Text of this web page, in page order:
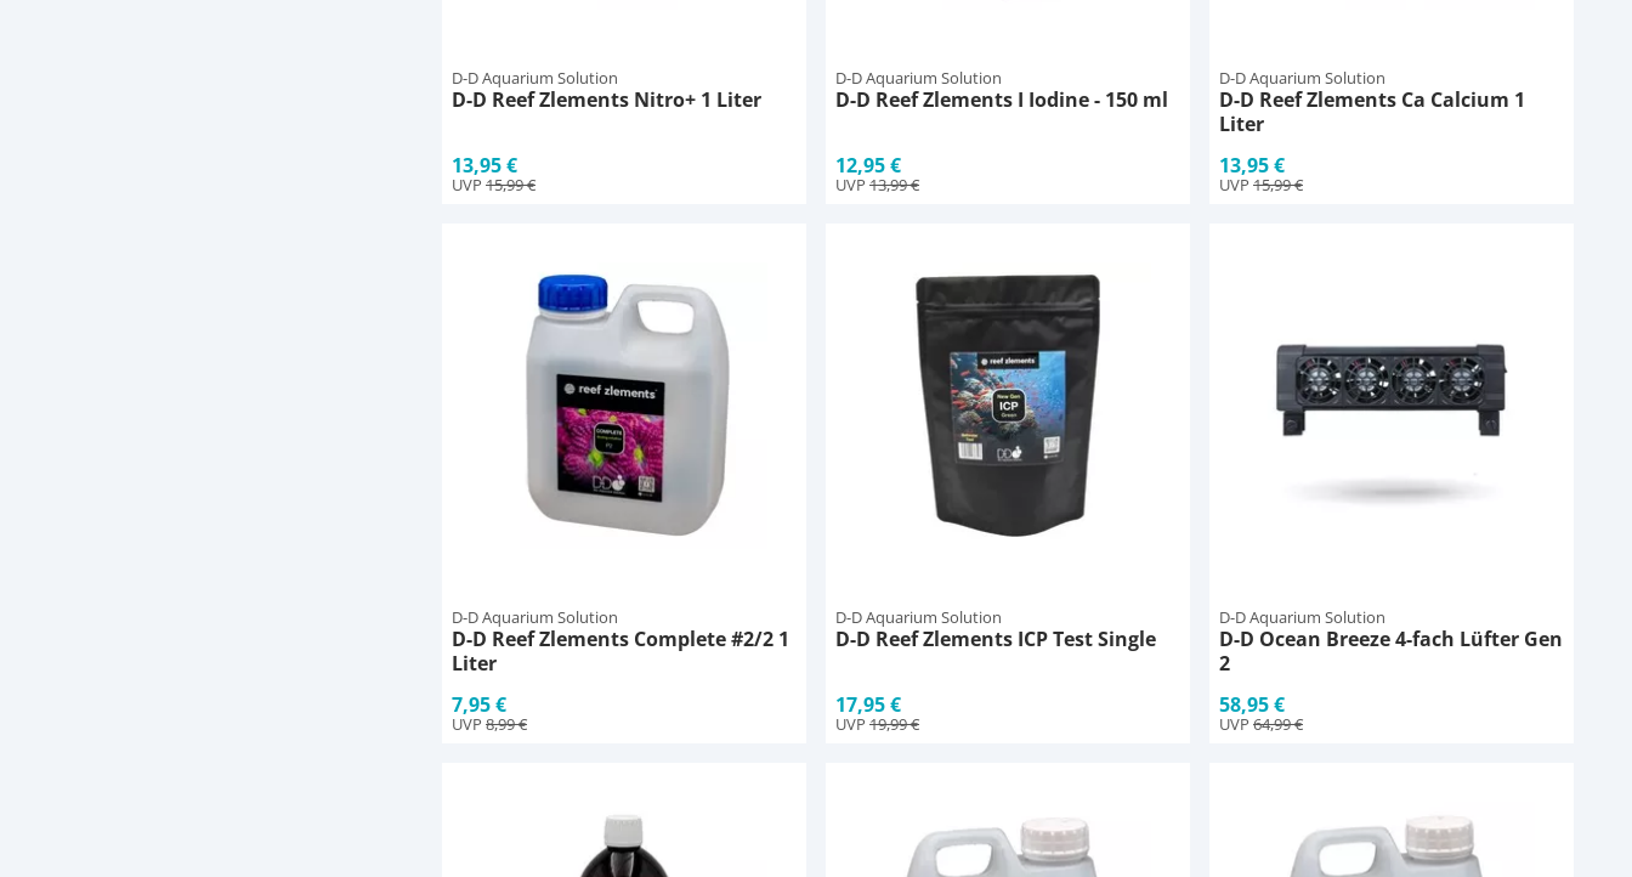
D-D Aquarium Solution
D-D Reef Zlements Nitro+ 1 Liter
13,95 €
UVP 15,99 €
D-D Aquarium Solution
D-D Reef Zlements I Iodine - 150 ml
12,95 €
UVP 13,99 €
D-D Aquarium Solution
D-D Reef Zlements Ca Calcium 1
Liter
13,95 €
UVP 15,99 €
D-D Aquarium Solution
D-D Reef Zlements Complete #2/2 1
Liter
7,95 €
UVP 8,99 €
D-D Aquarium Solution
D-D Reef Zlements ICP Test Single
17,95 €
UVP 19,99 €
D-D Aquarium Solution
D-D Ocean Breeze 4-fach Lüfter Gen
2
58,95 €
UVP 64,99 €